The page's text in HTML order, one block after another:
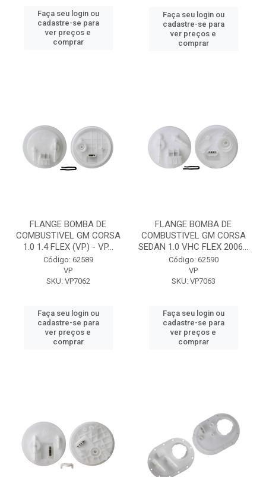
Faça seu login ou
cadastre-se para
ver preços e
comprar
Faça seu login ou
cadastre-se para
ver preços e
comprar
FLANGE BOMBA DE
COMBUSTIVEL GM CORSA
1.0 1.4 FLEX (VP) - VP...
Código: 62589
VP
SKU: VP7062
Faça seu login ou
cadastre-se para
ver preços e
comprar
FLANGE BOMBA DE
COMBUSTIVEL GM CORSA
SEDAN 1.0 VHC FLEX 2006...
Código: 62590
VP
SKU: VP7063
Faça seu login ou
cadastre-se para
ver preços e
comprar